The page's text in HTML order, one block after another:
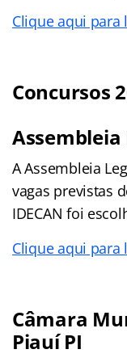
Clique aqui
Concursos
Assembleia
A Assembleia
vagas previstas
IDECAN foi
Clique aqui
Câmara
Piauí PI